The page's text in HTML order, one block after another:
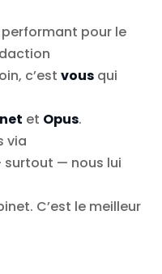
performant pour le
c’est vous qui
et Opus.
via
— nous lui
C’est le meilleur